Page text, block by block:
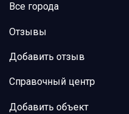
Все города
Отзывы
Добавить отзыв
Справочный центр
Добавить объект